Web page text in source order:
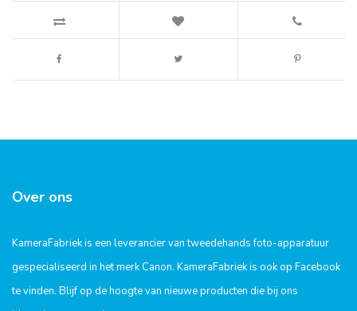
Over ons
KameraFabriek is een leverancier van tweedehands foto-apparatuur
gespecialiseerd in het merk Canon. KameraFabriek is ook op Facebook
te vinden. Blijf op de hoogte van nieuwe producten die bij ons